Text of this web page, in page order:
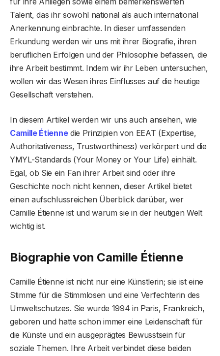
Talent, das ihr sowohl national als auch international
Anerkennung einbrachte. In dieser umfassenden
Erkundung werden wir uns mit ihrer Biografie, ihren
beruflichen Erfolgen und der Philosophie befassen, die
ihre Arbeit bestimmt. Indem wir ihr Leben untersuchen,
wollen wir das Wesen ihres Einflusses auf die heutige
Gesellschaft verstehen.
In diesem Artikel werden wir uns auch ansehen, wie
Camille Étiennedie Prinzipien von EEAT (Expertise,
Authoritativeness, Trustworthiness) verkörpert und die
YMYL-Standards (Your Money or Your Life) einhält.
Egal, ob Sie ein Fan ihrer Arbeit sind oder ihre
Geschichte noch nicht kennen, dieser Artikel bietet
einen aufschlussreichen Überblick darüber, wer
Camille Étienne ist und warum sie in der heutigen Welt
wichtig ist.
Biographie von Camille Étienne
Camille Étienne ist nicht nur eine Künstlerin; sie ist eine
Stimme für die Stimmlosen und eine Verfechterin des
Umweltschutzes. Sie wurde 1994 in Paris, Frankreich,
geboren und hatte schon immer eine Leidenschaft für
die Künste und ein ausgeprägtes Bewusstsein für
soziale Themen. Ihre Arbeit verbindet diese beiden